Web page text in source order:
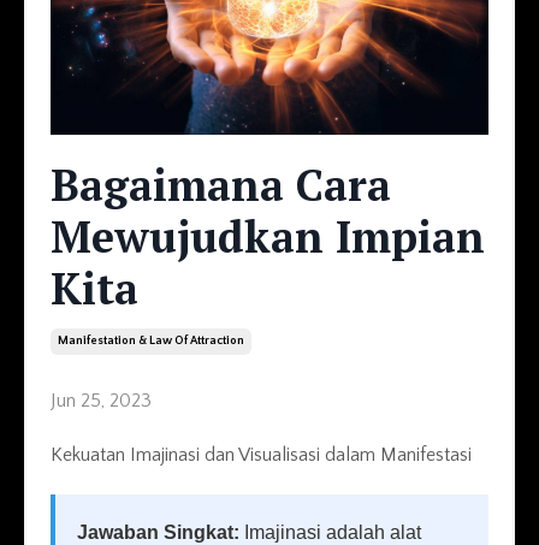
Bagaimana Cara
Mewujudkan Impian
Kita
Manifestation & Law Of Attraction
Jun 25, 2023
Kekuatan Imajinasi dan Visualisasi dalam Manifestasi
Jawaban Singkat: Imajinasi adalah alat